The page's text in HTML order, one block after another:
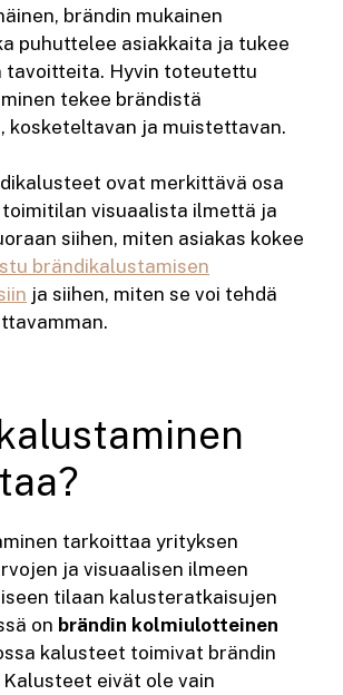
brändin mukainen
puhuttelee asiakkaita ja tukee
tavoitteita. Hyvin toteutettu
tekee brändistä
kosketeltavan ja muistettavan.
ovat merkittävä osa
visuaalista ilmettä ja
siihen, miten asiakas kokee
brändikalustamisen
ja siihen, miten se voi tehdä
tarkoittaa yrityksen
ja visuaalisen ilmeen
tilaan kalusteratkaisujen
on brändin kolmiulotteinen
kalusteet toimivat brändin
eivät ole vain